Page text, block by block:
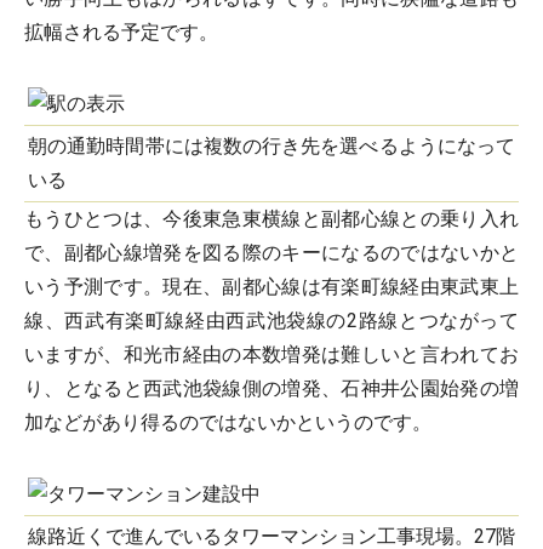
拡幅される予定です。
朝の通勤時間帯には複数の行き先を選べるようになって
いる
もうひとつは、今後東急東横線と副都心線との乗り入れ
で、副都心線増発を図る際のキーになるのではないかと
いう予測です。現在、副都心線は有楽町線経由東武東上
線、西武有楽町線経由西武池袋線の2路線とつながって
いますが、和光市経由の本数増発は難しいと言われてお
り、となると西武池袋線側の増発、石神井公園始発の増
加などがあり得るのではないかというのです。
線路近くで進んでいるタワーマンション工事現場。27階